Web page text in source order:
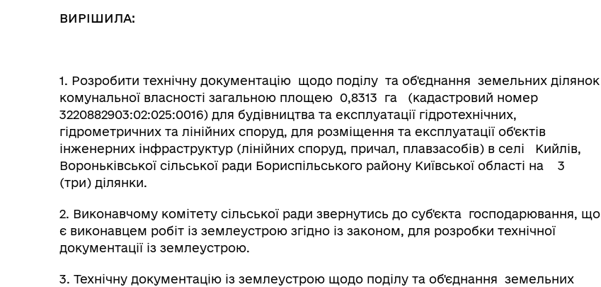
ВИРІШИЛА:
1. Розробити технічну документацію щодо поділу та об'єднання земельних ділянок
комунальної власності загальною площею 0,8313 га (кадастровий номер
3220882903:02:025:0016) для будівництва та експлуатації гідротехнічних,
гідрометричних та лінійних споруд, для розміщення та експлуатації об'єктів
інженерних інфраструктур (лінійних споруд, причал, плавзасобів) в селі Кийлів,
Вороньківської сільської ради Бориспільського району Київської області на 3
(три) ділянки.
2. Виконавчому комітету сільської ради звернутись до суб'єкта господарювання, що
є виконавцем робіт із землеустрою згідно із законом, для розробки технічної
документації із землеустрою.
3. Технічну документацію із землеустрою щодо поділу та об'єднання земельних